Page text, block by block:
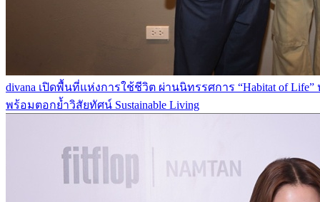
divana เปิดพื้นที่แห่งการใช้ชีวิต ผ่านนิทรรศการ “Habitat of
พร้อมตอกย้ำวิสัยทัศน์ Sustainable Living